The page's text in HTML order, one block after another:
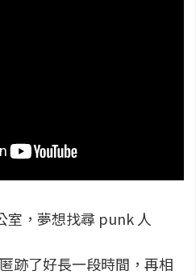
，夢想找尋 punk 人
跡了好長一段時間，再相